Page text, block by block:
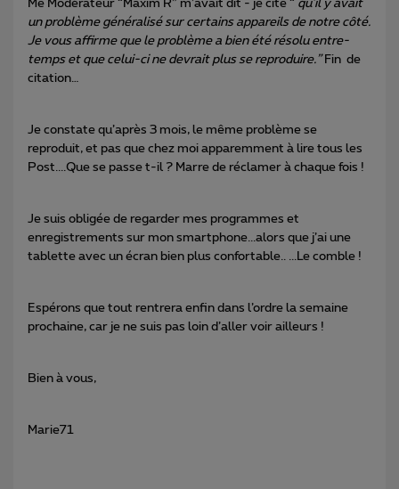
Me Modérateur “Maxim R” m’avait dit - je cite “ qu’il y avait
un problème généralisé sur certains appareils de notre côté.
Je vous affirme que le problème a bien été résolu entre-
temps et que celui-ci ne devrait plus se reproduire.”Fin de
citation…
Je constate qu’après 3 mois, le même problème se
reproduit, et pas que chez moi apparemment à lire tous les
Post....Que se passe t-il ? Marre de réclamer à chaque fois !
Je suis obligée de regarder mes programmes et
enregistrements sur mon smartphone...alors que j’ai une
tablette avec un écran bien plus confortable.. ...Le comble !
Espérons que tout rentrera enfin dans l’ordre la semaine
prochaine, car je ne suis pas loin d’aller voir ailleurs !
Bien à vous,
Marie71